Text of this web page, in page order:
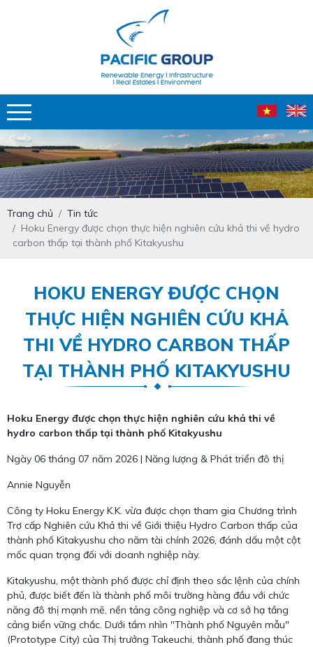
Trang chủ
Tin tức
Hoku Energy được chọn thực hiện nghiên cứu khả thi về hydro
carbon thấp tại thành phố Kitakyushu
HOKU ENERGY ĐƯỢC CHỌN
THỰC HIỆN NGHIÊN CỨU KHẢ
THI VỀ HYDRO CARBON THẤP
TẠI THÀNH PHỐ KITAKYUSHU
Hoku Energy được chọn thực hiện nghiên cứu khả thi về
hydro carbon thấp tại thành phố Kitakyushu
Ngày 06 tháng 07 năm 2026 | Năng lượng & Phát triển đô thị
Annie Nguyễn
Công ty Hoku Energy K.K. vừa được chọn tham gia Chương trình
Trợ cấp Nghiên cứu Khả thi về Giới thiệu Hydro Carbon thấp của
thành phố Kitakyushu cho năm tài chính 2026, đánh dấu một cột
mốc quan trọng đối với doanh nghiệp này.
Kitakyushu, một thành phố được chỉ định theo sắc lệnh của chính
phủ, được biết đến là thành phố môi trường hàng đầu với chức
năng đô thị mạnh mẽ, nền tảng công nghiệp và cơ sở hạ tầng
cảng biển vững chắc. Dưới tầm nhìn "Thành phố Nguyên mẫu"
(Prototype City) của Thị trưởng Takeuchi, thành phố đang thúc